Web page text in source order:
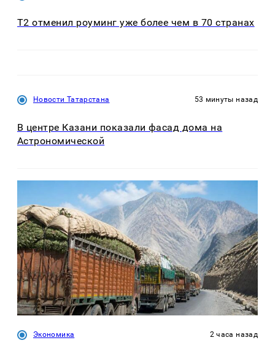
Т2 отменил роуминг уже более чем в 70 странах
Новости Татарстана 53 минуты назад
В центре Казани показали фасад дома на
Астрономической
Экономика 2 часа назад